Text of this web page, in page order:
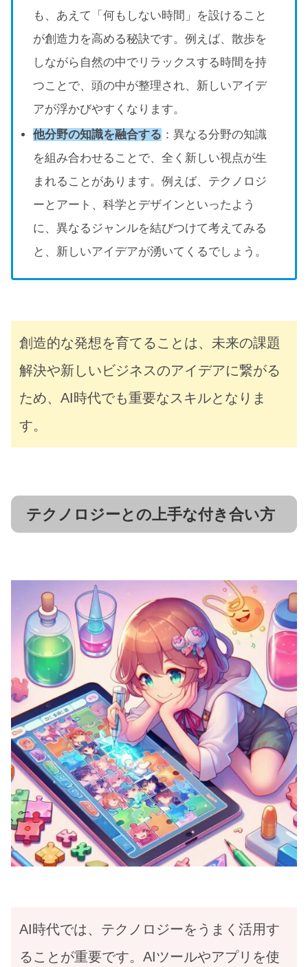
も、あえて「何もしない時間」を設けること
が創造力を高める秘訣です。例えば、散歩を
しながら自然の中でリラックスする時間を持
つことで、頭の中が整理され、新しいアイデ
アが浮かびやすくなります。
他分野の知識を融合する ：異なる分野の知識
を組み合わせることで、全く新しい視点が生
まれることがあります。例えば、テクノロジ
ーとアート、科学とデザインといったよう
に、異なるジャンルを結びつけて考えてみる
と、新しいアイデアが湧いてくるでしょう。
創造的な発想を育てることは、未来の課題
解決や新しいビジネスのアイデアに繋がる
ため、AI時代でも重要なスキルとなりま
す。
テクノロジーとの上手な付き合い方
AI時代では、テクノロジーをうまく活用す
ることが重要です。AIツールやアプリを使